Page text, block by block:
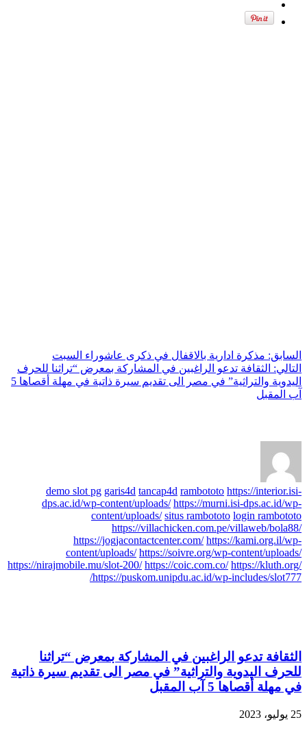
السابق: مذكرة ادارية بالاقفال في ذكرى عاشوراء السبت
التالي: الثقافة تدعو الراغبين في المشاركة بمعرض “تراثنا للحرف
اليدوية والتراثية” في مصر الى تقديم سيرة ذاتية في مهلة أقصاها 5
آب المقبل
demo slot pg garis4d tancap4d rambototo https://interior.isi-
dps.ac.id/wp-content/uploads/ https://murni.isi-dps.ac.id/wp-
content/uploads/ situs rambototo login rambototo
https://villachicken.com.pe/villaweb/bola88/
https://jogjacontactcenter.com/ https://kami.org.il/wp-
content/uploads/ https://soivre.org/wp-content/uploads/
https://nirajmobile.mu/slot-200/ https://coic.com.co/ https://kluth.org/
https://puskom.unipdu.ac.id/wp-includes/slot777/
الثقافة تدعو الراغبين في المشاركة بمعرض “تراثنا
للحرف اليدوية والتراثية” في مصر الى تقديم سيرة ذاتية
في مهلة أقصاها 5 آب المقبل
25 يوليو، 2023